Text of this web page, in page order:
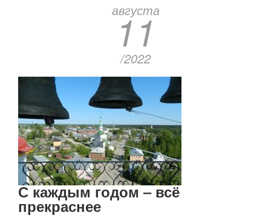
августа
11
/2022
С каждым годом ‒ всё
прекраснее